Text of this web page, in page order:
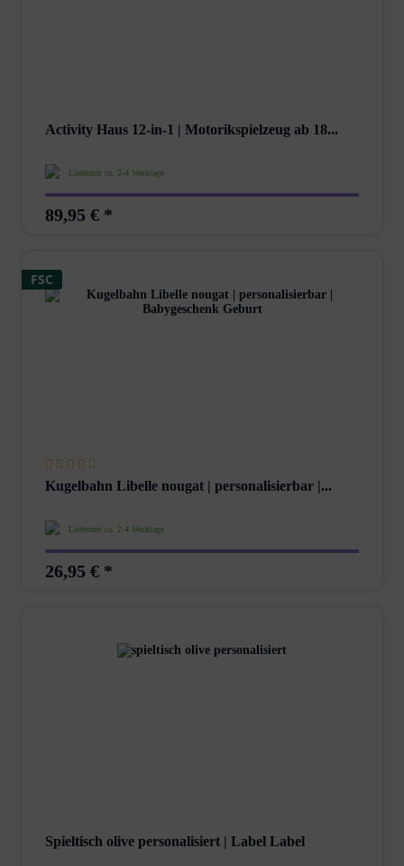
Activity Haus 12-in-1 | Motorikspielzeug ab 18...
Lieferzeit ca. 2-4 Werktage
89,95 € *
FSC
Kugelbahn Libelle nougat | personalisierbar |...
Lieferzeit ca. 2-4 Werktage
26,95 € *
Spieltisch olive personalisiert | Label Label